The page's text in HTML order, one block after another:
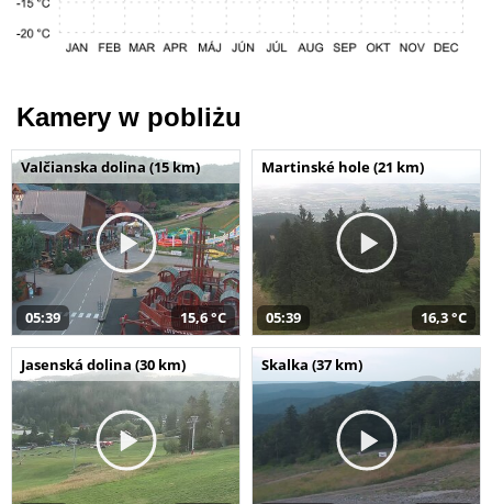
Kamery w pobliżu
Valčianska dolina (15 km)
05:39 15,6 °C
Martinské hole (21 km)
05:39 16,3 °C
Jasenská dolina (30 km) Skalka (37 km)